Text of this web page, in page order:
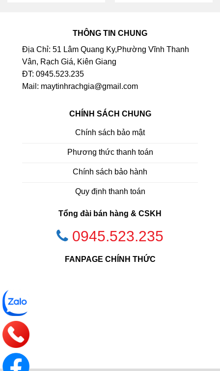
THÔNG TIN CHUNG
Địa Chỉ: 51 Lâm Quang Ky,Phường Vĩnh Thanh
Vân, Rạch Giá, Kiên Giang
ĐT: 0945.523.235
Mail: maytinhrachgia@gmail.com
CHÍNH SÁCH CHUNG
Chính sách bảo mật
Phương thức thanh toán
Chính sách bảo hành
Quy định thanh toán
Tổng đài bán hàng & CSKH
0945.523.235
FANPAGE CHÍNH THỨC